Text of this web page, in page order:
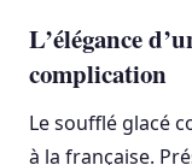
L’élégance
complication
Le soufflé glacé
à la française.